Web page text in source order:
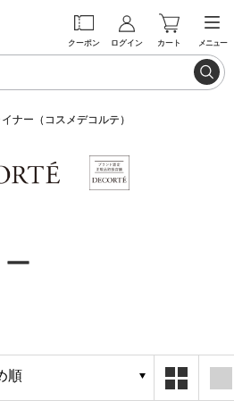
クーポン ログイン カート メニュー
ナー（コスメデコルテ）